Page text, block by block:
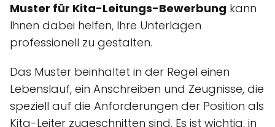
Muster für Kita-Leitungs-Bewerbung kann
Ihnen dabei helfen, Ihre Unterlagen
professionell zu gestalten.
Das Muster beinhaltet in der Regel einen
Lebenslauf, ein Anschreiben und Zeugnisse, die
speziell auf die Anforderungen der Position als
Kita-Leiter zugeschnitten sind. Es ist wichtig, in